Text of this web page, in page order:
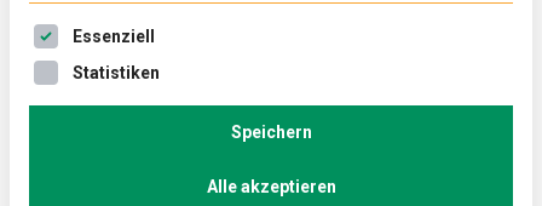
Deutschland – Greg Hands im
Küchenkabinett on Tour
24. April 2024
Wir
Der britische Handelsminister Greg Hands spricht im
britischen Beziehungen nach dem Brexit, das
Es folgt eine Liste der Service-Gruppen, für die eine
Essenziell
Statistiken
Speichern
Alle akzeptieren